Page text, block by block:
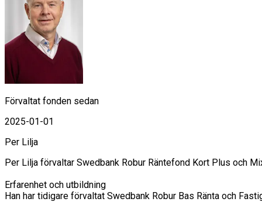
Förvaltat fonden sedan
2025-01-01
Per Lilja
Per Lilja förvaltar Swedbank Robur Räntefond Kort Plus och
Erfarenhet och utbildning
Han har tidigare förvaltat Swedbank Robur Bas Ränta och